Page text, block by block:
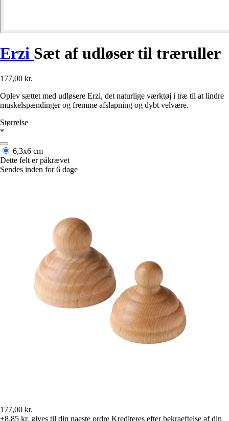
Erzi Sæt af udløser til træruller
177,00 kr.
Oplev sættet med udløsere Erzi, det naturlige værktøj i træ til at lindre
muskelspændinger og fremme afslapning og dybt velvære.
Størrelse
*
6,3x6 cm
Dette felt er påkrævet
Sendes inden for 6 dage
177,00 kr.
+8,85 kr. gives til din naeste ordre Krediteres efter bekraeftelse af din